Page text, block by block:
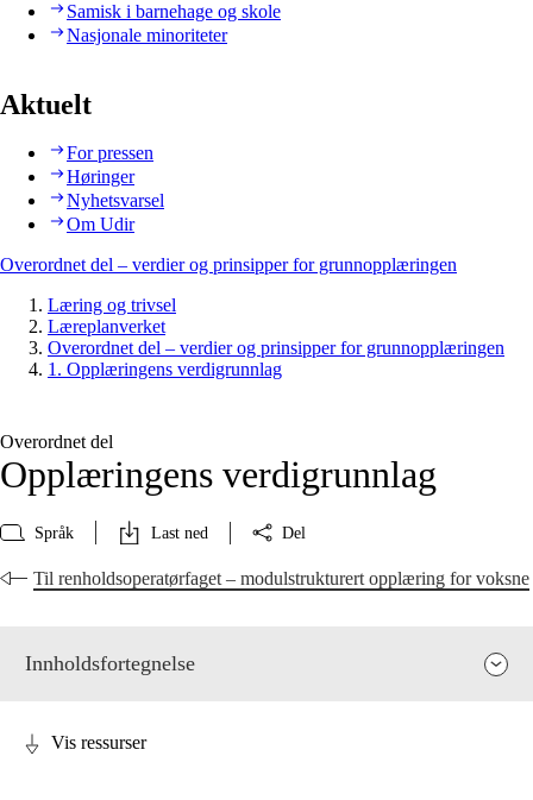
Samisk i barnehage og skole
Nasjonale minoriteter
Aktuelt
For pressen
Høringer
Nyhetsvarsel
Om Udir
Overordnet del – verdier og prinsipper for grunnopplæringen
Læring og trivsel
Læreplanverket
Overordnet del – verdier og prinsipper for grunnopplæringen
1. Opplæringens verdigrunnlag
Overordnet del
Opplæringens verdigrunnlag
Språk Last ned Del
Til renholdsoperatørfaget – modulstrukturert opplæring for voksne
Innholdsfortegnelse
Vis ressurser